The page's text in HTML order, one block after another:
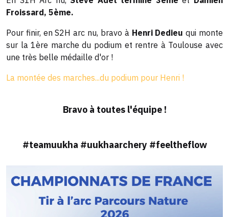
Froissard, 5ème.
Pour finir, en S2H arc nu, bravo à Henri Dedieu qui monte
sur la 1ère marche du podium et rentre à Toulouse avec
une très belle médaille d'or !
La montée des marches...du podium pour Henri !
Bravo à toutes l'équipe !
#teamuukha #uukhaarchery #feeltheflow